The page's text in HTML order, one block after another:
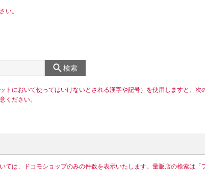
い。
検索
トにおいて使ってはいけないとされる漢字や記号）を使用しますと、次
ください。
ては、ドコモショップのみの件数を表示いたします。量販店の検索は「